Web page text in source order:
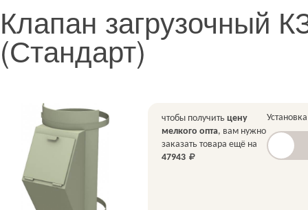
Клапан загрузочный
(Стандарт)
чтобы получить цену
мелкого опта, вам нужно
заказать товара ещё на
47943
Установка